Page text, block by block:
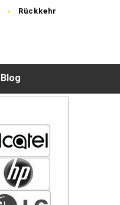
Rückkehr
Blog